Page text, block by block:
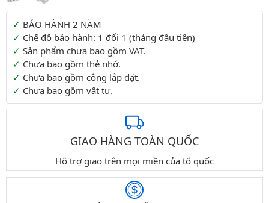
Thông tin thêm
BẢO HÀNH 2 NĂM
Chế độ bảo hành: 1 đổi 1 (tháng đầu tiên)
Sản phẩm chưa bao gồm VAT.
Chưa bao gồm thẻ nhớ.
Chưa bao gồm công lắp đặt.
Chưa bao gồm vật tư.
GIAO HÀNG TOÀN QUỐC
Hỗ trợ giao trên mọi miền của tổ quốc